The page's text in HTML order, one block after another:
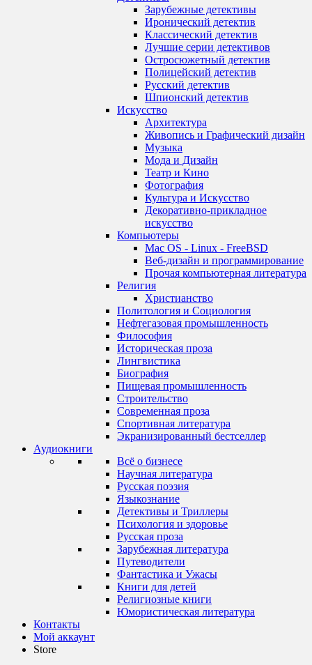
Зарубежные детективы
Иронический детектив
Классический детектив
Лучшие серии детективов
Остросюжетный детектив
Полицейский детектив
Русский детектив
Шпионский детектив
Искусство
Архитектура
Живопись и Графический дизайн
Музыка
Мода и Дизайн
Театр и Кино
Фотография
Культура и Искусство
Декоративно-прикладное
искусство
Компьютеры
Mac OS - Linux - FreeBSD
Веб-дизайн и программирование
Прочая компьютерная литература
Религия
Христианство
Политология и Социология
Нефтегазовая промышленность
Философия
Историческая проза
Лингвистика
Биография
Пищевая промышленность
Строительство
Современная проза
Спортивная литература
Экранизированный бестселлер
Аудиокниги
Всё о бизнесе
Научная литература
Русская поэзия
Языкознание
Детективы и Триллеры
Психология и здоровье
Русская проза
Зарубежная литература
Путеводители
Фантастика и Ужасы
Книги для детей
Религиозные книги
Юмористическая литература
Контакты
Мой аккаунт
Store